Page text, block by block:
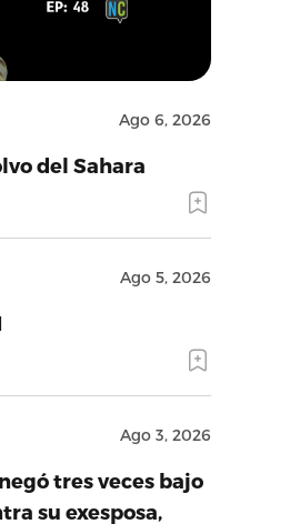
Ago 6, 2026
del Sahara
Ago 5, 2026
Ago 3, 2026
tres veces bajo
su exesposa,